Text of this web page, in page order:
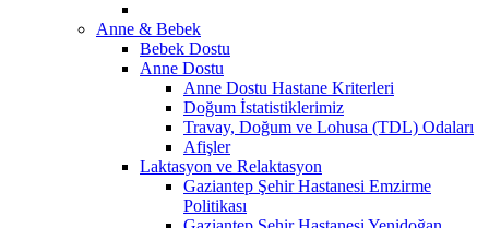
Anne & Bebek
Bebek Dostu
Anne Dostu
Anne Dostu Hastane Kriterleri
Doğum İstatistiklerimiz
Travay, Doğum ve Lohusa (TDL) Odaları
Afişler
Laktasyon ve Relaktasyon
Gaziantep Şehir Hastanesi Emzirme
Politikası